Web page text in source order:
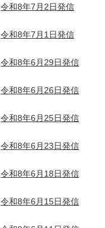
令和8年7月2日発信
令和8年7月1日発信
令和8年6月29日発信
令和8年6月26日発信
令和8年6月25日発信
令和8年6月23日発信
令和8年6月18日発信
令和8年6月15日発信